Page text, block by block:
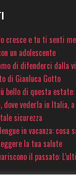
cresce e tu ti senti
un adolescente
di difenderci dalla
di Gianluca Gotto
bello di questa
dove vederla in Italia,
sicurezza
in vacanza: cosa
la tua salute
il passato: